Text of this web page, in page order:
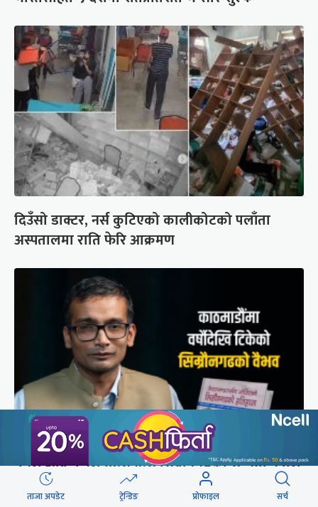
दिउँसो डाक्टर, नर्स कुटिएको कालीकोटको पलाँता
अस्पतालमा राति फेरि आक्रमण
मुगल आक्रमणले तहसनहस सिम्रौनगढको सभ्यता नेपाल
खाल्डोले कसरी जोगायो ?
ताजा अपडेट ट्रेन्डिङ प्रोफाइल सर्च